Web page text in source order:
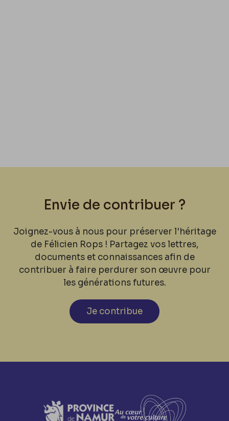
Envie de contribuer ?
Joignez-vous à nous pour préserver l'héritage
de Félicien Rops ! Partagez vos lettres,
documents et connaissances afin de
contribuer à faire perdurer son œuvre pour
les générations futures.
Je contribue